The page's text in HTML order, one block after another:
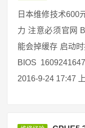
日本维修技术600
力 注意必须官网
能会掉缓存 启动
BIOS
2016-9-24 17:47